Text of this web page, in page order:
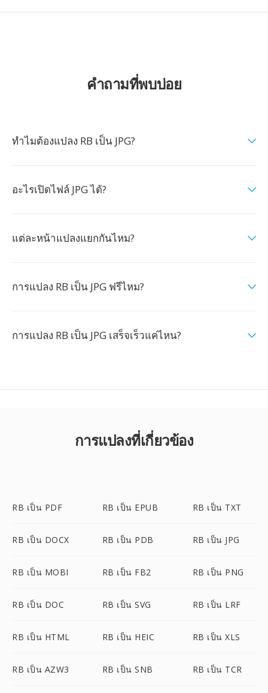
คำถามที่พบบ่อย
ทำไมต้องแปลง RB เป็น JPG?
อะไรเปิดไฟล์ JPG ได้?
แต่ละหน้าแปลงแยกกันไหม?
การแปลง RB เป็น JPG ฟรีไหม?
การแปลง RB เป็น JPG เสร็จเร็วแค่ไหน?
การแปลงที่เกี่ยวข้อง
RB เป็น PDF RB เป็น EPUB RB เป็น TXT
RB เป็น DOCX RB เป็น PDB RB เป็น JPG
RB เป็น MOBI RB เป็น FB2 RB เป็น PNG
RB เป็น DOC RB เป็น SVG RB เป็น LRF
RB เป็น HTML RB เป็น HEIC RB เป็น XLS
RB เป็น AZW3 RB เป็น SNB RB เป็น TCR